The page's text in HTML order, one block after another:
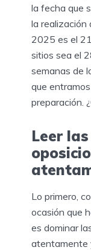
la fecha que
la realización
2025 es el
sitios sea el
semanas de
que
preparación.
Leer
Lo primero,
ocasión que
es dominar
atentamente